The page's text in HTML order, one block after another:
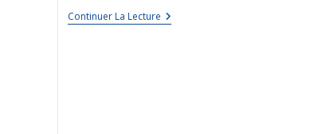
Continuer La Lecture